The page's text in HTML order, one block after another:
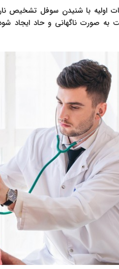
با شنیدن سوفل تشخیص
به صورت ناگهانی و حاد ایجاد